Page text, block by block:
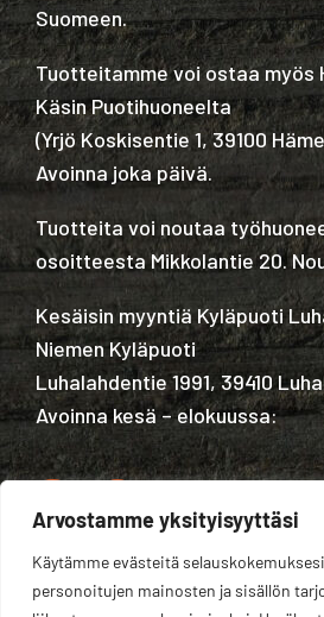
Arvostamme yksityisyyttäsi
Käytämme evästeitä
personoitujen mainosten ja sisällön
Suomeen.
Tuotteitamme voi ostaa myös
Käsin Puotihuoneelta
(Yrjö Koskisentie 1, 39100
Avoinna joka päivä.
Tuotteita voi noutaa
osoitteesta Mikkolantie 20.
Kesäisin myyntiä Kyläpuoti
Niemen Kyläpuoti
Luhalahdentie 1991, 39410
Avoinna kesä – elokuussa:
Tietosuojaseloste